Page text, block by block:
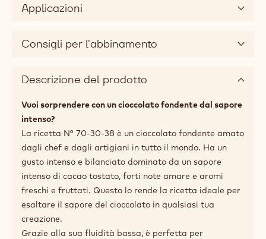
Applicazioni
Consigli per l'abbinamento
Descrizione del prodotto
Vuoi sorprendere con un cioccolato fondente dal sapore
intenso?
La ricetta N° 70-30-38 è un cioccolato fondente amato
dagli chef e dagli artigiani in tutto il mondo. Ha un
gusto intenso e bilanciato dominato da un sapore
intenso di cacao tostato, forti note amare e aromi
freschi e fruttati. Questo lo rende la ricetta ideale per
esaltare il sapore del cioccolato in qualsiasi tua
creazione.
Grazie alla sua fluidità bassa, è perfetta per